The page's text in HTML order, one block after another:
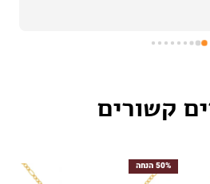
קשורים
50% הנחה